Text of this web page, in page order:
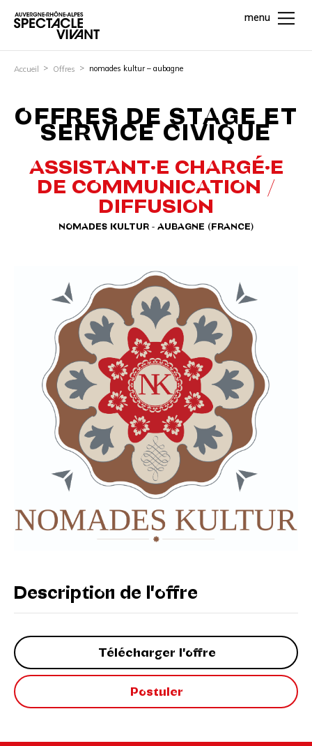
menu
Accueil Offres nomades kultur – aubagne
OFFRES DE STAGE ET
SERVICE CIVIQUE
ASSISTANT·E CHARGÉ·E
DE COMMUNICATION /
DIFFUSION
NOMADES KULTUR - AUBAGNE (FRANCE)
Description de l'offre
Télécharger l'offre
Postuler